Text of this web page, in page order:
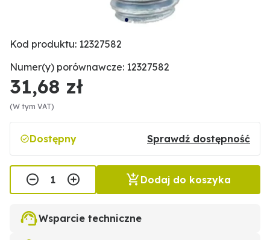
Kod produktu: 12327582
Numer(y) porównawcze: 12327582
31,68 zł
(W tym VAT)
Dostępny Sprawdź dostępność
Dodaj do koszyka
Wsparcie techniczne